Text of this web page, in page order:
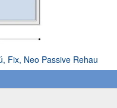
Fix, Neo Passive Rehau